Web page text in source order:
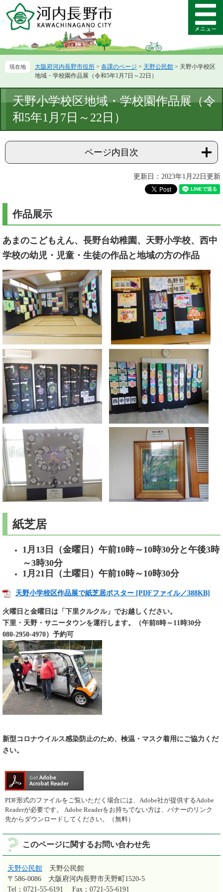
ー
先
ニ
を
て
メ
ニ
ー
大阪府河内長野市役所 > 各課のページ > 天野公民館 > 天野小学校区
地域・学校園作品展（令和5年1月7日～22日）
文
天野小学校区地域・学校園作品展（令
和5年1月7日～22日）
ページ内目次
更新日：2023年1月22日更新
作品展示
あまのこどもえん、長野台幼稚園、天野小学校、西中
学校の幼児・児童・生徒の作品と地域の方の作品
紙芝居
1月13日（金曜日）午前10時～10時30分と午後3時
～3時30分
1月21日（土曜日）午前10時～10時30分
天野小学校区作品展で紙芝居ポスター [PDFファイル／388KB]
火曜日と金曜日は「下里クルクル」でお越しください。
下里・天野・サニータウンを運行します。（午前8時～11時30分
080-2950-4970）予約可
新型コロナウイルス感染防止のため、検温・マスク着用にご協力くだ
さい。
PDF形式のファイルをご覧いただく場合には、Adobe社が提供するAdobe
Readerが必要です。
Adobe Readerをお持ちでない方は、バナーのリンク
先からダウンロードしてください。（無料）
このページに関するお問い合わせ先
天野公民館
天野公民館
〒586-0086
大阪府河内長野市天野町1520-5
Tel：0721-55-6191
Fax：0721-55-6191